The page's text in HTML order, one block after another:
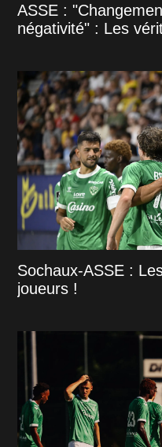
ASSE :
négativité" : Les
Sochaux-ASSE :
joueurs !